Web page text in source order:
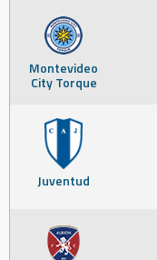
Montevideo
City Torque
Juventud